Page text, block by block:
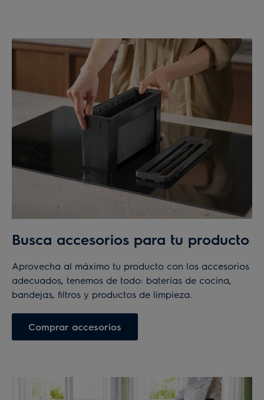
Busca accesorios para tu producto
Aprovecha al máximo tu producto con los accesorios
adecuados, tenemos de todo: baterías de cocina,
bandejas, filtros y productos de limpieza.
Comprar accesorios